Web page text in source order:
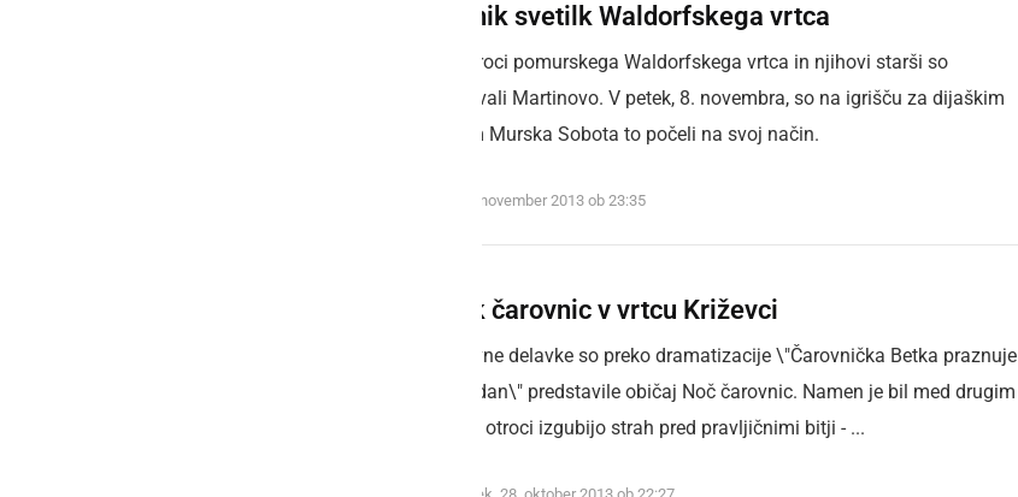
Praznik svetilk Waldorfskega vrtca
Tudi otroci pomurskega Waldorfskega vrtca in njihovi starši so
praznovali Martinovo. V petek, 8. novembra, so na igrišču za dijaškim
domom Murska Sobota to počeli na svoj način.
petek, 8. november 2013 ob 23:35
Obisk čarovnic v vrtcu Križevci
Strokovne delavke so preko dramatizacije \"Čarovnička Betka praznuje
rojstni dan\" predstavile običaj Noč čarovnic. Namen je bil med drugim
tudi, da otroci izgubijo strah pred pravljičnimi bitji - ...